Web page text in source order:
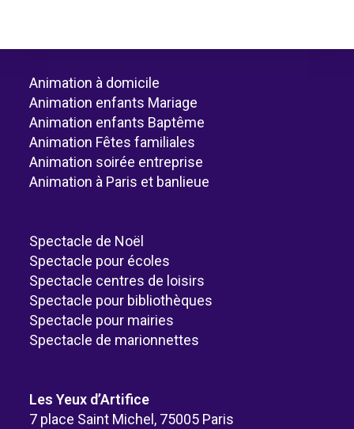
Animation à domicile
Animation enfants Mariage
Animation enfants Baptême
Animation Fêtes familiales
Animation soirée entreprise
Animation à Paris et banlieue
Spectacle de Noël
Spectacle pour écoles
Spectacle centres de loisirs
Spectacle pour bibliothèques
Spectacle pour mairies
Spectacle de marionnettes
Les Yeux d’Artifice
7 place Saint Michel, 75005 Paris